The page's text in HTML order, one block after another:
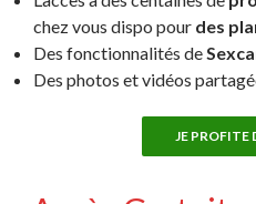
chez vous dispo pour des
Des fonctionnalités de
Des photos et vidéos
JE PROFITE